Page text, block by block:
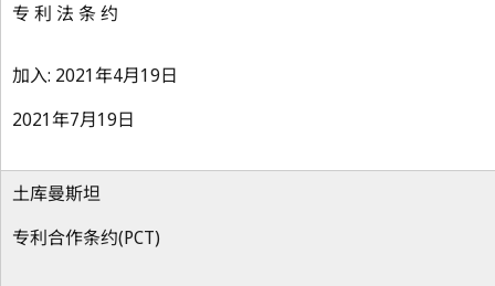
专 利 法 条 约
加入: 2021年4月19日
2021年7月19日
土库曼斯坦
专利合作条约(PCT)